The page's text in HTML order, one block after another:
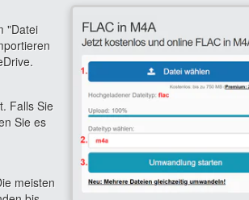
"Datei
Falls Sie
Sie es
meisten